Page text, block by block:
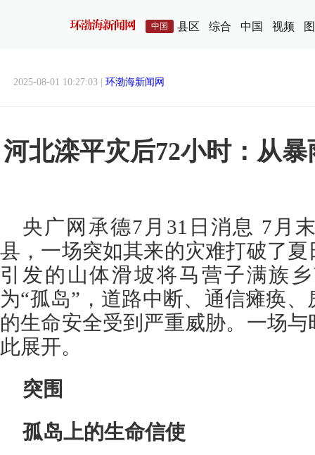
中国 县区 综合 中国 视频
2025-08-01 10:27:03 | 环渤海新闻网
河北滦平灾后72小时：从
央广网承德7月31日消息 7月
县，一场突如其来的灾难打破了
引发的山体滑坡将马营子满族
为“孤岛”，道路中断、通信瘫痪
的生命安全受到严重威胁。一场
此展开。
突围
孤岛上的生命信使